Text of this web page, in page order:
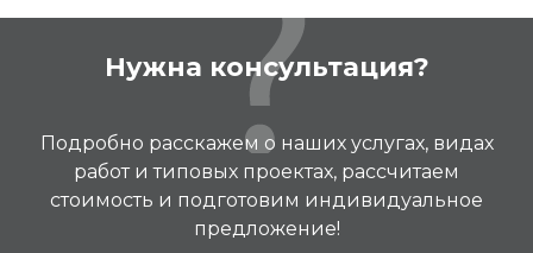
Нужна консультация?
Подробно расскажем о наших услугах, видах
работ и типовых проектах, рассчитаем
стоимость и подготовим индивидуальное
предложение!